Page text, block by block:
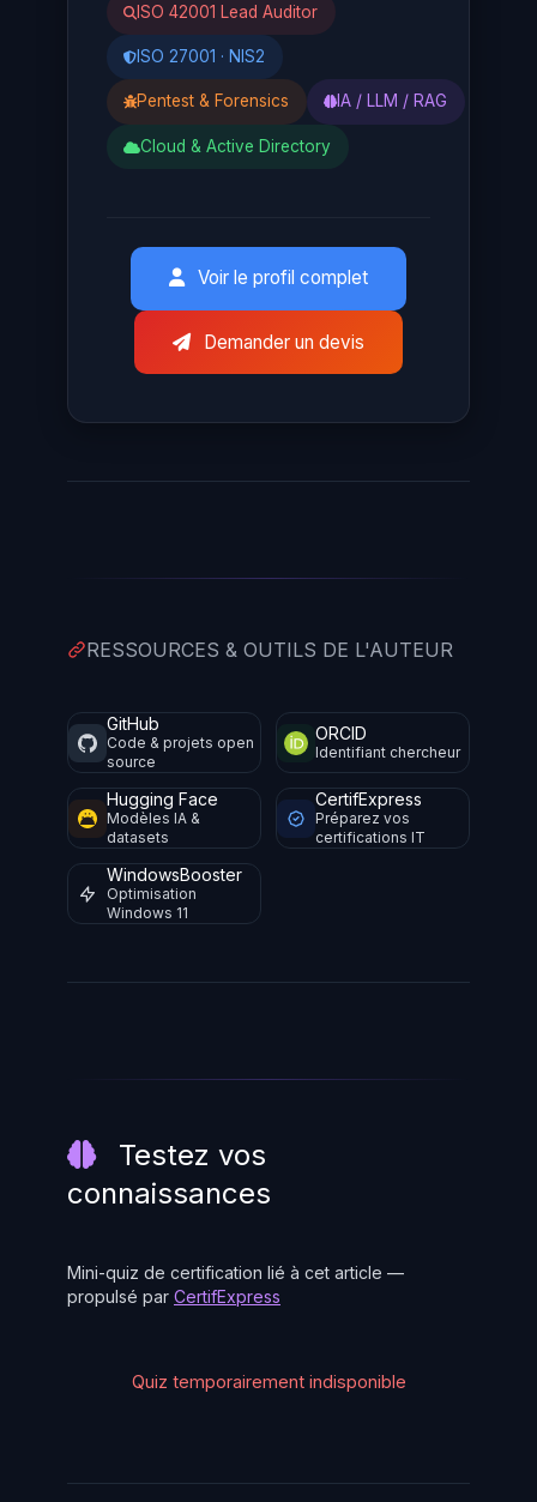
ISO 42001 Lead Auditor
ISO 27001 · NIS2
Pentest & Forensics IA / LLM / RAG
Cloud & Active Directory
Voir le profil complet
Demander un devis
RESSOURCES & OUTILS DE L'AUTEUR
GitHub
Code & projets open
source
ORCID
Identifiant chercheur
Hugging Face
Modèles IA &
datasets
CertifExpress
Préparez vos
certifications IT
WindowsBooster
Optimisation
Windows 11
Testez vos
connaissances
Mini-quiz de certification lié à cet article —
propulsé par CertifExpress
Quiz temporairement indisponible